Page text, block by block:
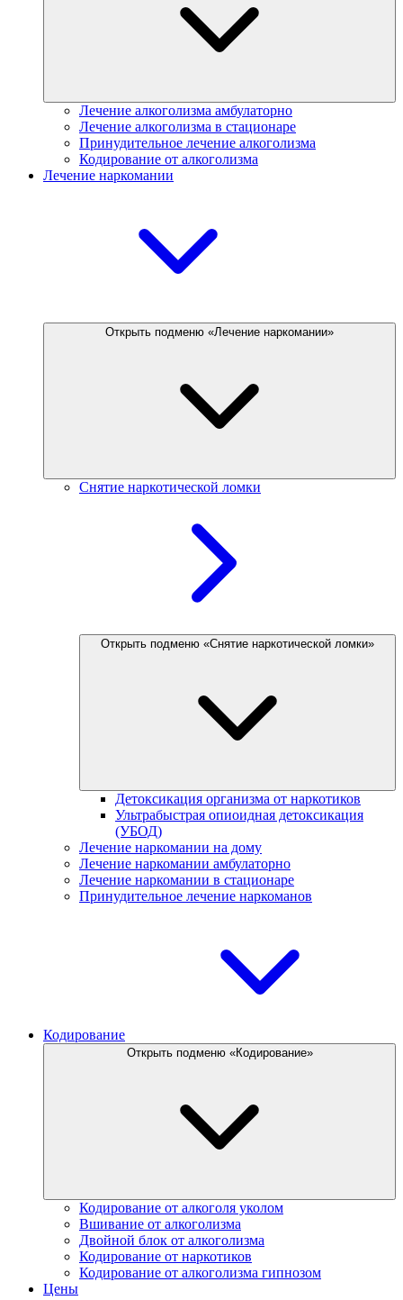
Лечение алкоголизма амбулаторно
Лечение алкоголизма в стационаре
Принудительное лечение алкоголизма
Кодирование от алкоголизма
Лечение наркомании
Открыть подменю «Лечение наркомании»
Снятие наркотической ломки
Открыть подменю «Снятие наркотической ломки»
Детоксикация организма от наркотиков
Ультрабыстрая опиоидная детоксикация
(УБОД)
Лечение наркомании на дому
Лечение наркомании амбулаторно
Лечение наркомании в стационаре
Принудительное лечение наркоманов
Кодирование
Открыть подменю «Кодирование»
Кодирование от алкоголя уколом
Вшивание от алкоголизма
Двойной блок от алкоголизма
Кодирование от наркотиков
Кодирование от алкоголизма гипнозом
Цены